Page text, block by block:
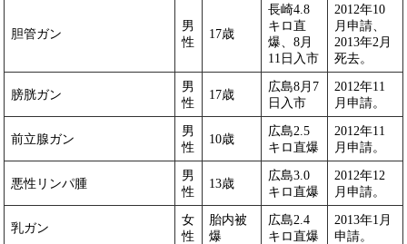
胆管ガン
男
性
17歳
長崎4.8
キロ直
爆、8月
11日入市
2012年10
月申請、
2013年2月
死去。
膀胱ガン
男
性
17歳
広島8月7
日入市
2012年11
月申請。
前立腺ガン
男
性
10歳
広島2.5
キロ直爆
2012年11
月申請。
悪性リンパ腫
男
性
13歳
広島3.0
キロ直爆
2012年12
月申請。
乳ガン
女
性
胎内被
爆
広島2.4
キロ直爆
2013年1月
申請。